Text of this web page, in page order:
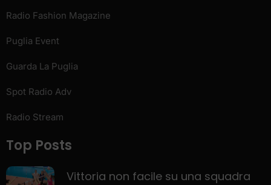
Radio Fashion Magazine
Puglia Event
Guarda La Puglia
Spot Radio Adv
Radio Stream
Top Posts
Vittoria non facile su una squadra